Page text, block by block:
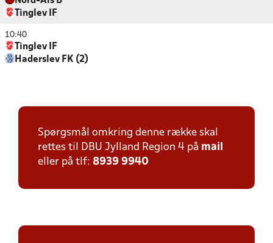
Tinglev IF
10:40
Tinglev IF
Haderslev FK (2)
Spørgsmål omkring denne række skal
rettes til DBU Jylland Region 4 på mail
eller på tlf: 8939 9940